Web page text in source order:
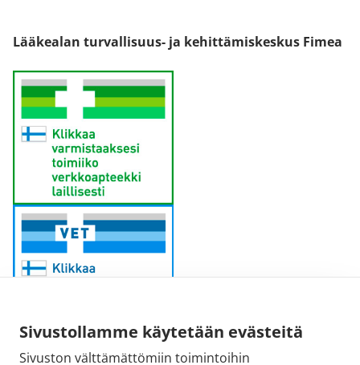
Sivustollamme käytetään evästeitä
Sivuston välttämättömiin toimintoihin
Lääkealan turvallisuus- ja kehittämiskeskus Fimea